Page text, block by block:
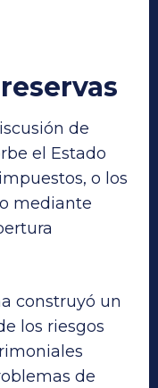
de
el Estado
o los
mediante
construyó un
los riesgos
de